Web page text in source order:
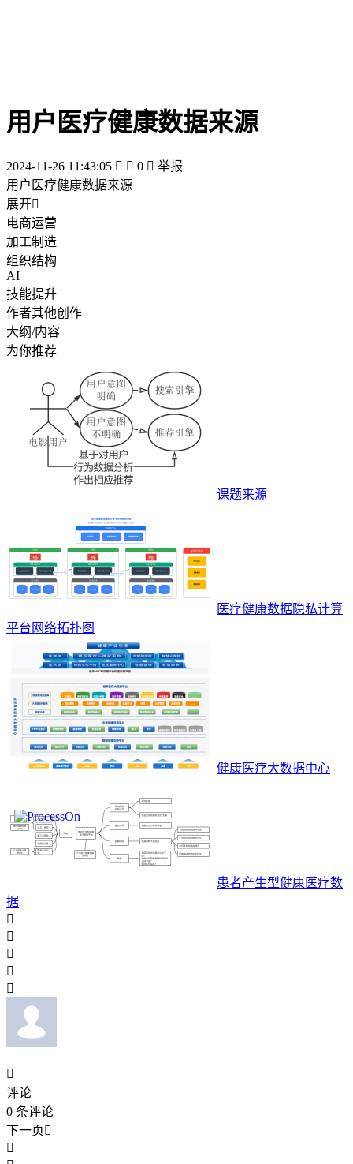
用户医疗健康数据来源
2024-11-26 11:43:05   0  举报
用户医疗健康数据来源
展开
电商运营
加工制造
组织结构
AI
技能提升
作者其他创作
大纲/内容
为你推荐
课题来源
医疗健康数据隐私计算
平台网络拓扑图
健康医疗大数据中心
患者产生型健康医疗数
据






评论
0 条评论
下一页
